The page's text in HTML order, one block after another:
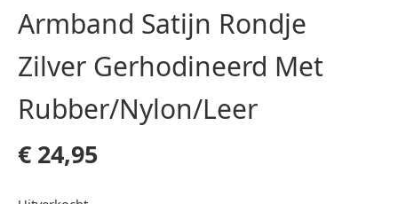
Armband Satijn Rondje
Zilver Gerhodineerd Met
Rubber/Nylon/Leer
€ 24,95